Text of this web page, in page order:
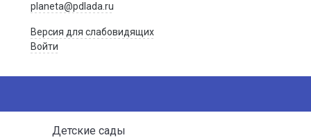
planeta@pdlada.ru
Версия для слабовидящих
Войти
Детские сады